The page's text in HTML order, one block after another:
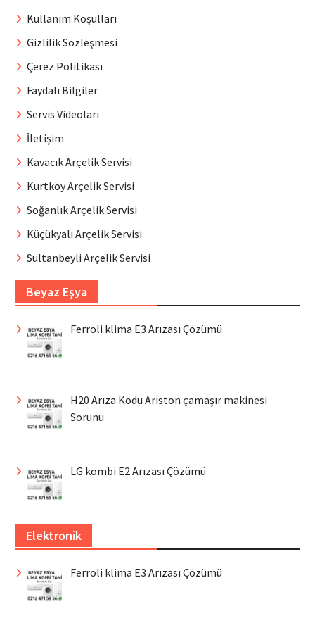
Kullanım Koşulları
Gizlilik Sözleşmesi
Çerez Politikası
Faydalı Bilgiler
Servis Videoları
İletişim
Kavacık Arçelik Servisi
Kurtköy Arçelik Servisi
Soğanlık Arçelik Servisi
Küçükyalı Arçelik Servisi
Sultanbeyli Arçelik Servisi
Beyaz Eşya
Ferroli klima E3 Arızası Çözümü
H20 Arıza Kodu Ariston çamaşır makinesi
Sorunu
LG kombi E2 Arızası Çözümü
Elektronik
Ferroli klima E3 Arızası Çözümü